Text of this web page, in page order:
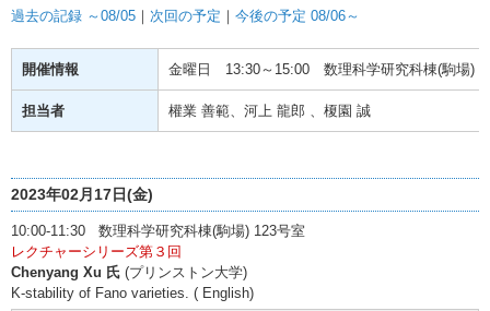
過去の記録 ～08/05 ｜ 次回の予定 ｜ 今後の予定 08/06～
開催情報 金曜日 13:30～15:00 数理科学研究科棟(駒場)
担当者 權業 善範、河上 龍郎 、榎園 誠
2023年02月17日(金)
10:00-11:30 数理科学研究科棟(駒場) 123号室
レクチャーシリーズ第３回
Chenyang Xu 氏 (プリンストン大学)
K-stability of Fano varieties. ( English)